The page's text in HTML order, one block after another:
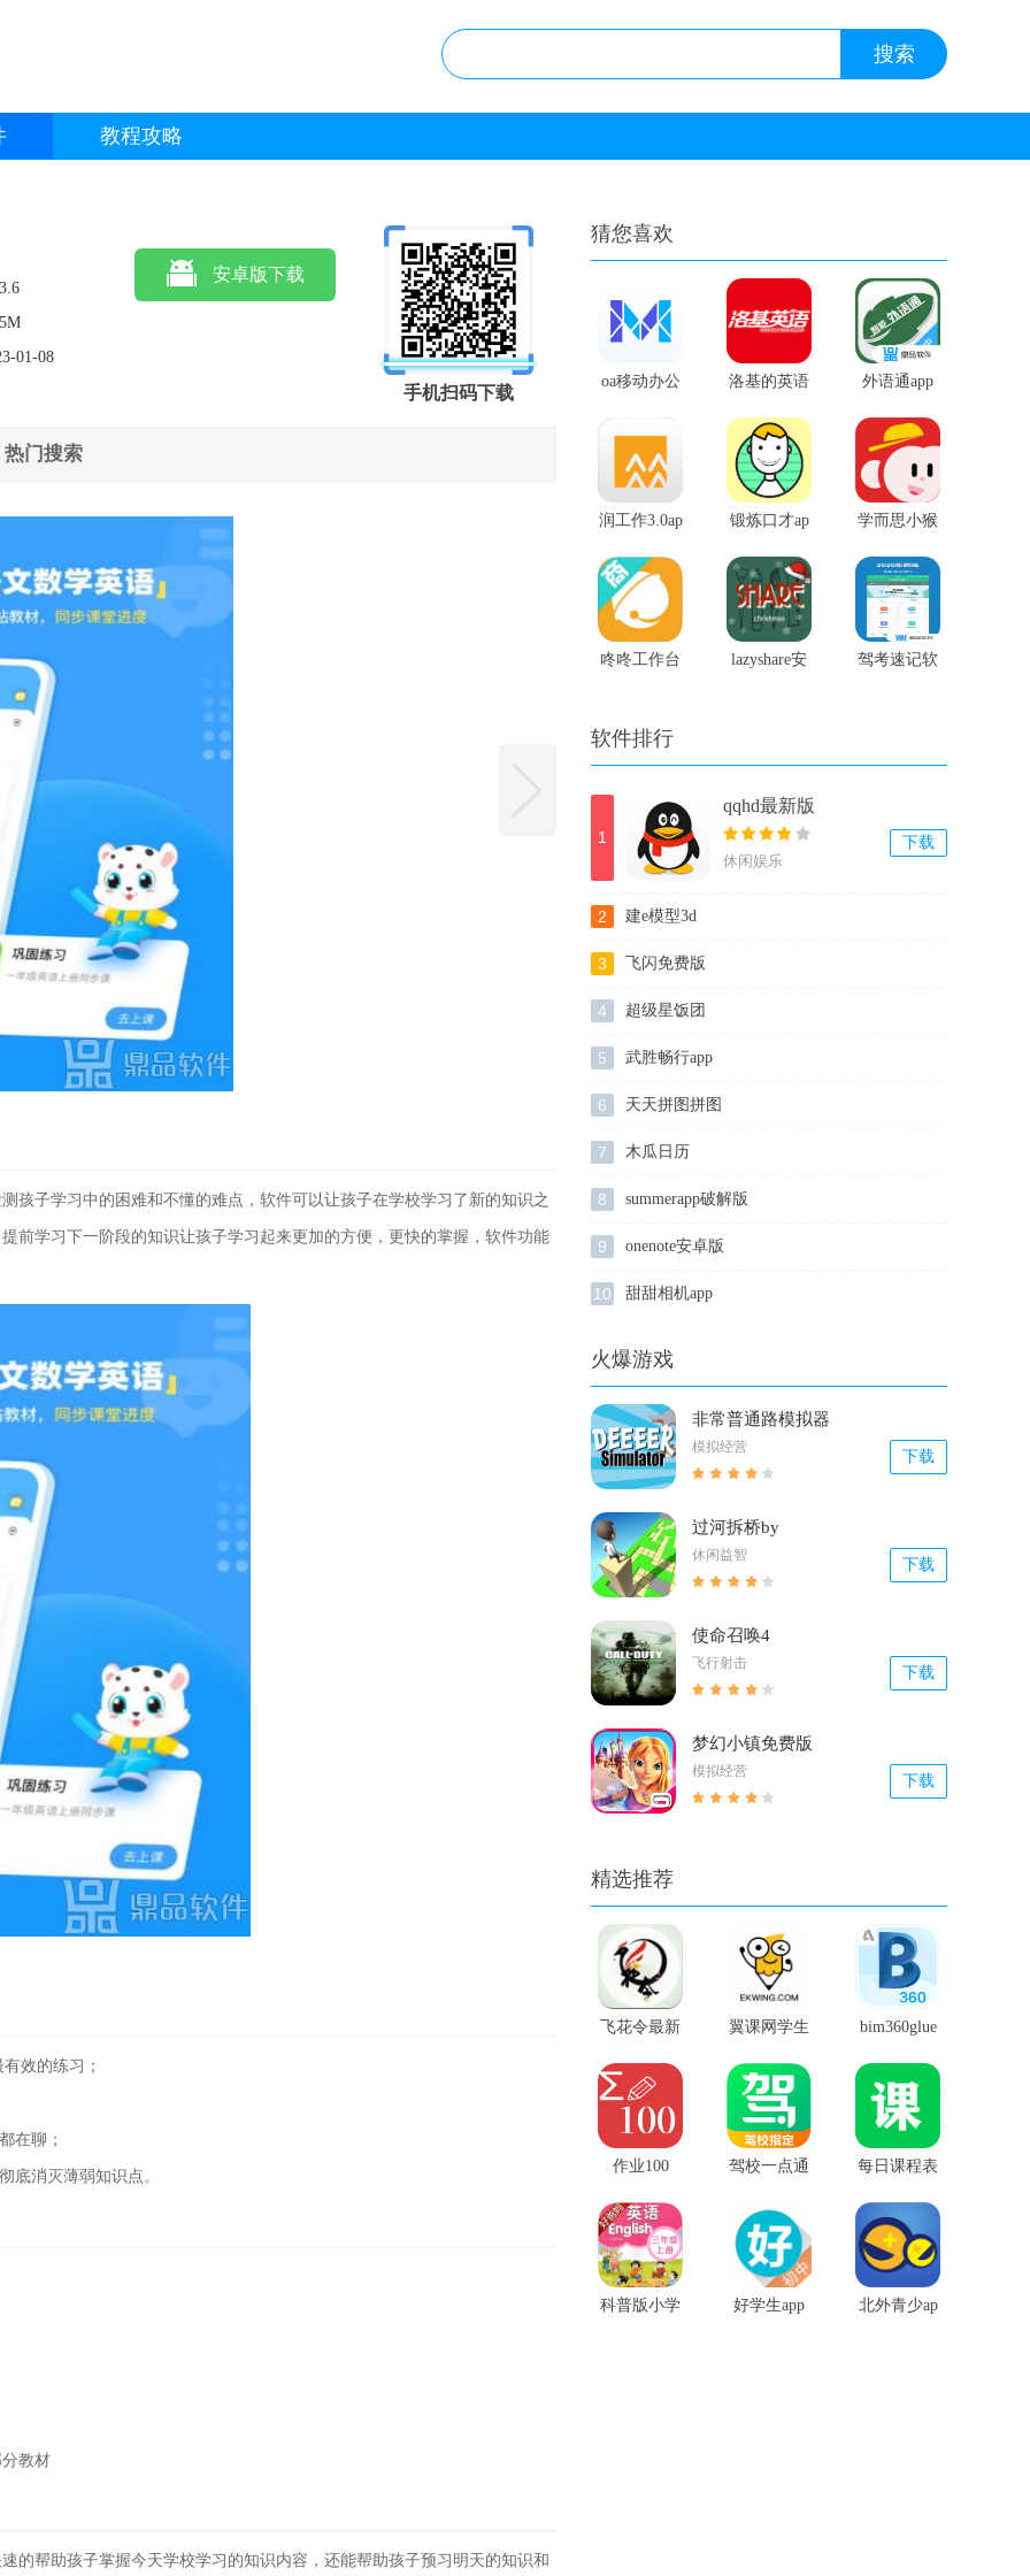
教程攻略
01-08
安卓版下载
手机扫码下载
热门搜索
孩子学习中的困难和不懂的难点，软件可以让孩子在学校学习了新的知识之
前学习下一阶段的知识让孩子学习起来更加的方便，更快的掌握，软件功能
效的练习；
在聊；
底消灭薄弱知识点。
教材
的帮助孩子掌握今天学校学习的知识内容，还能帮助孩子预习明天的知识和
猜您喜欢
oa移动办公
系统手机版
洛基的英语
app
外语通app
初中版
润工作3.0ap
p官方版
锻炼口才ap
p
学而思小猴
启蒙
咚咚工作台 lazyshare安 驾考速记软
软件排行
1
qqhd最新版
休闲娱乐
下载
2 建e模型3d
3 飞闪免费版
4 超级星饭团
5 武胜畅行app
6 天天拼图拼图
7 木瓜日历
8 summerapp破解版
9 onenote安卓版
10 甜甜相机app
火爆游戏
非常普通路模拟器
模拟经营
下载
过河拆桥by
休闲益智
下载
使命召唤4
飞行射击
下载
梦幻小镇免费版
模拟经营
下载
精选推荐
飞花令最新
版app
翼课网学生
app
bim360glue
安卓手机版
作业100 驾校一点通 每日课程表
任务提醒软
件
科普版小学 好学生app 北外青少ap